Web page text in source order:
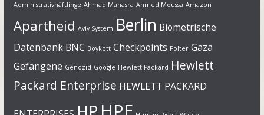
Administrativhäftlinge Ahmad Manasra Ahmed Moussa Amazon
Apartheid Aviv-System Berlin Biometrische
Datenbank BNC Boykott Checkpoints Folter Gaza
Gefangene Genozid Google Hewlett Packard Hewlett
Packard Enterprise HEWLETT PACKARD